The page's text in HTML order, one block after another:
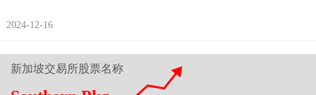
2024-12-16
新加坡交易所股票名称